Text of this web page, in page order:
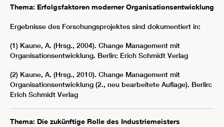
Thema: Erfolgsfaktoren moderner Organisationsentwicklung
Ergebnisse des Forschungsprojektes sind dokumentiert in:
(1) Kaune, A. (Hrsg., 2004). Change Management mit
Organisationsentwicklung. Berlin: Erich Schmidt Verlag
(2) Kaune, A. (Hrsg., 2010). Change Management mit
Organisationsentwicklung (2., neu bearbeitete Auflage). Berlin:
Erich Schmidt Verlag
Thema: Die zukünftige Rolle des Industriemeisters